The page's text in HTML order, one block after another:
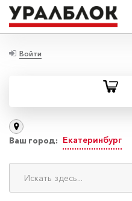
Войти
Ваш город: Екатеринбург